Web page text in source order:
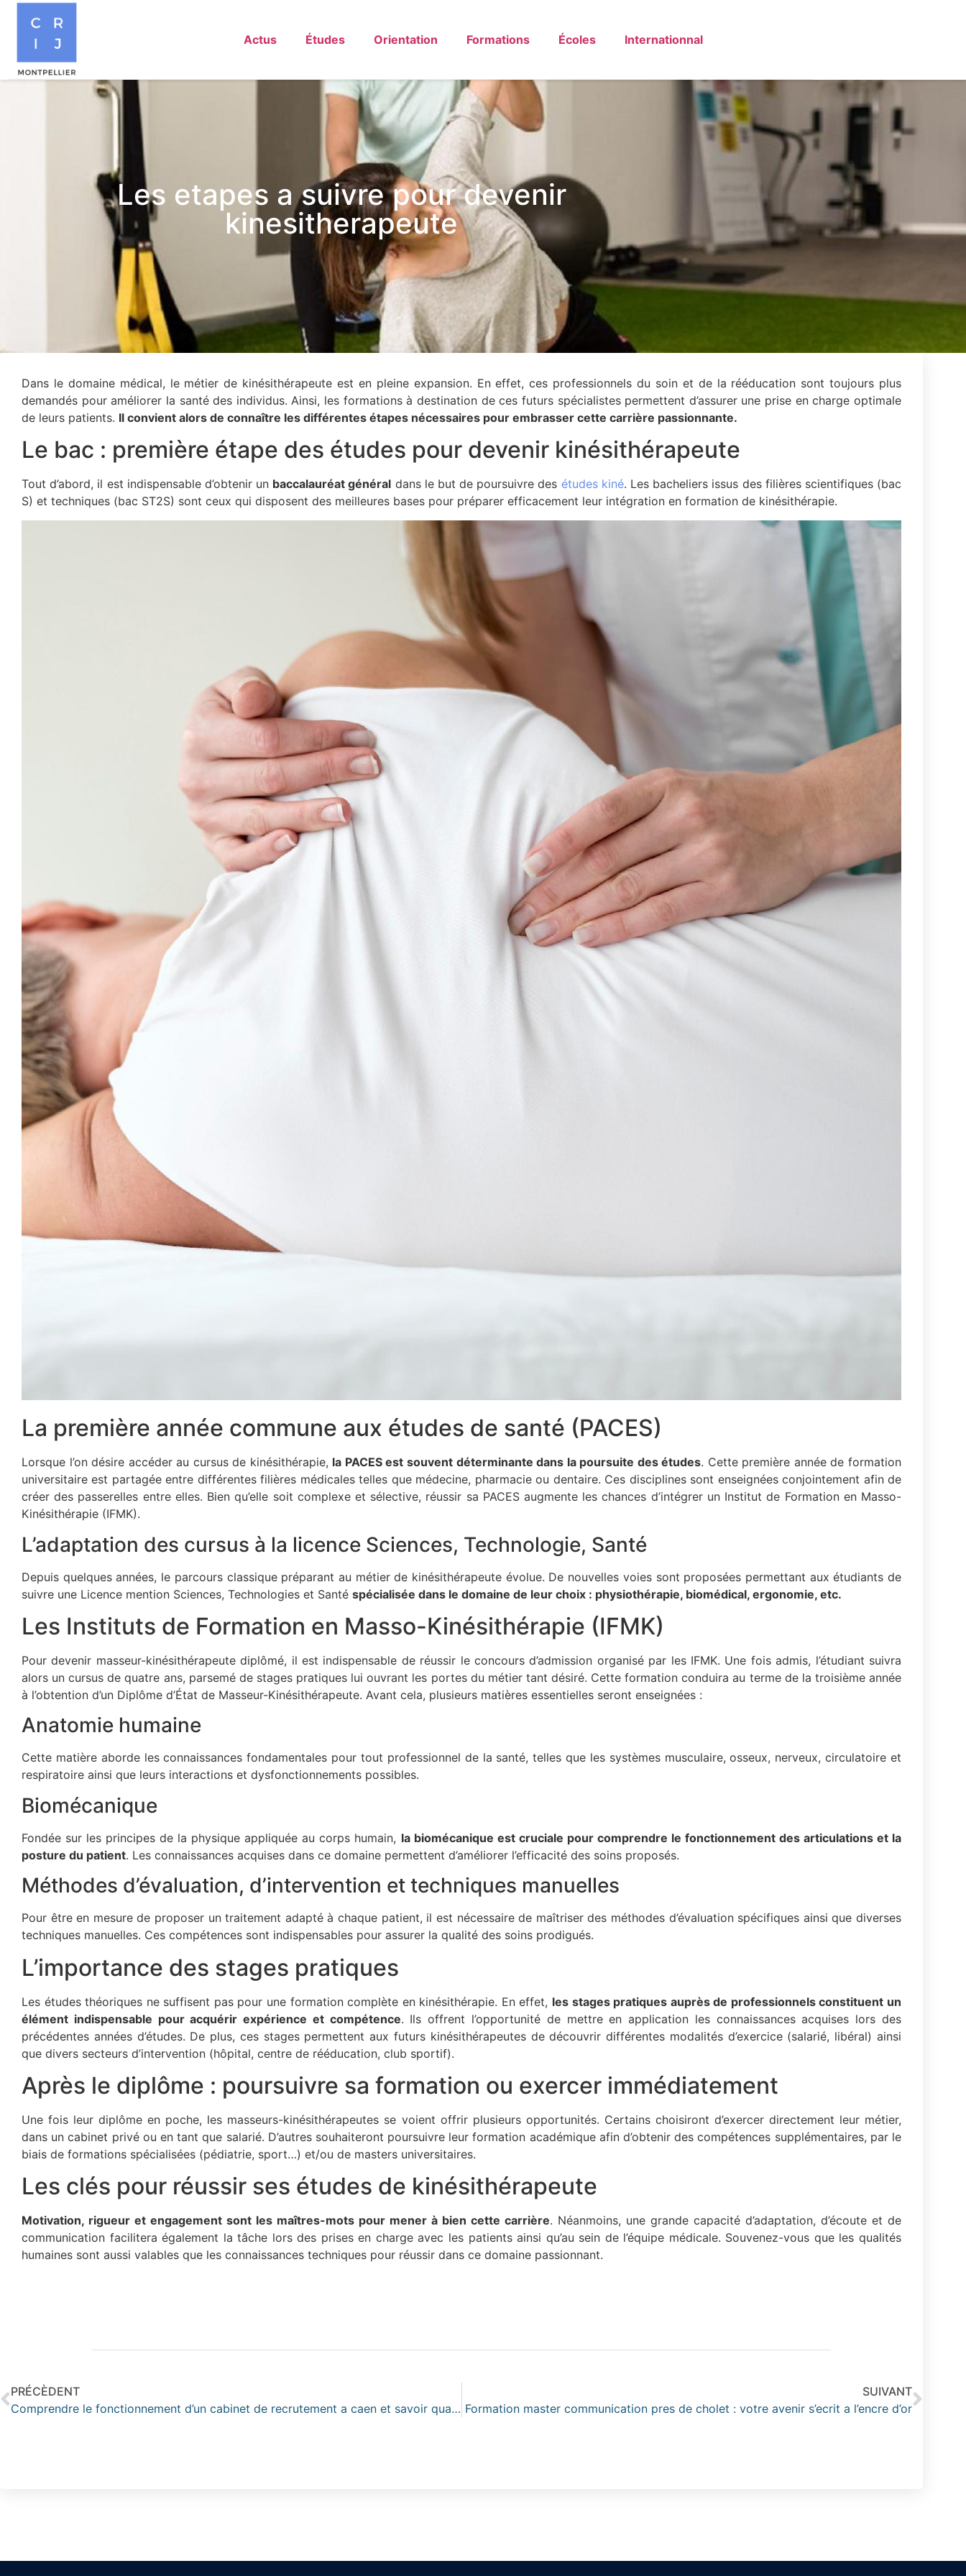
Actus Études Orientation Formations Écoles Internationnal
Les etapes a suivre pour devenir
kinesitherapeute
Dans le domaine médical, le métier de kinésithérapeute est en pleine expansion. En effet, ces professionnels du soin et de la rééducation sont toujours plus
demandés pour améliorer la santé des individus. Ainsi, les formations à destination de ces futurs spécialistes permettent d’assurer une prise en charge optimale
de leurs patients. Il convient alors de connaître les différentes étapes nécessaires pour embrasser cette carrière passionnante.
Le bac : première étape des études pour devenir kinésithérapeute
Tout d’abord, il est indispensable d’obtenir un baccalauréat général dans le but de poursuivre des études kiné. Les bacheliers issus des filières scientifiques (bac
S) et techniques (bac ST2S) sont ceux qui disposent des meilleures bases pour préparer efficacement leur intégration en formation de kinésithérapie.
La première année commune aux études de santé (PACES)
Lorsque l’on désire accéder au cursus de kinésithérapie, la PACES est souvent déterminante dans la poursuite des études. Cette première année de formation
universitaire est partagée entre différentes filières médicales telles que médecine, pharmacie ou dentaire. Ces disciplines sont enseignées conjointement afin de
créer des passerelles entre elles. Bien qu’elle soit complexe et sélective, réussir sa PACES augmente les chances d’intégrer un Institut de Formation en Masso-
Kinésithérapie (IFMK).
L’adaptation des cursus à la licence Sciences, Technologie, Santé
Depuis quelques années, le parcours classique préparant au métier de kinésithérapeute évolue. De nouvelles voies sont proposées permettant aux étudiants de
suivre une Licence mention Sciences, Technologies et Santé spécialisée dans le domaine de leur choix : physiothérapie, biomédical, ergonomie, etc.
Les Instituts de Formation en Masso-Kinésithérapie (IFMK)
Pour devenir masseur-kinésithérapeute diplômé, il est indispensable de réussir le concours d’admission organisé par les IFMK. Une fois admis, l’étudiant suivra
alors un cursus de quatre ans, parsemé de stages pratiques lui ouvrant les portes du métier tant désiré. Cette formation conduira au terme de la troisième année
à l’obtention d’un Diplôme d’État de Masseur-Kinésithérapeute. Avant cela, plusieurs matières essentielles seront enseignées :
Anatomie humaine
Cette matière aborde les connaissances fondamentales pour tout professionnel de la santé, telles que les systèmes musculaire, osseux, nerveux, circulatoire et
respiratoire ainsi que leurs interactions et dysfonctionnements possibles.
Biomécanique
Fondée sur les principes de la physique appliquée au corps humain, la biomécanique est cruciale pour comprendre le fonctionnement des articulations et la
posture du patient. Les connaissances acquises dans ce domaine permettent d’améliorer l’efficacité des soins proposés.
Méthodes d’évaluation, d’intervention et techniques manuelles
Pour être en mesure de proposer un traitement adapté à chaque patient, il est nécessaire de maîtriser des méthodes d’évaluation spécifiques ainsi que diverses
techniques manuelles. Ces compétences sont indispensables pour assurer la qualité des soins prodigués.
L’importance des stages pratiques
Les études théoriques ne suffisent pas pour une formation complète en kinésithérapie. En effet, les stages pratiques auprès de professionnels constituent un
élément indispensable pour acquérir expérience et compétence. Ils offrent l’opportunité de mettre en application les connaissances acquises lors des
précédentes années d’études. De plus, ces stages permettent aux futurs kinésithérapeutes de découvrir différentes modalités d’exercice (salarié, libéral) ainsi
que divers secteurs d’intervention (hôpital, centre de rééducation, club sportif).
Après le diplôme : poursuivre sa formation ou exercer immédiatement
Une fois leur diplôme en poche, les masseurs-kinésithérapeutes se voient offrir plusieurs opportunités. Certains choisiront d’exercer directement leur métier,
dans un cabinet privé ou en tant que salarié. D’autres souhaiteront poursuivre leur formation académique afin d’obtenir des compétences supplémentaires, par le
biais de formations spécialisées (pédiatrie, sport…) et/ou de masters universitaires.
Les clés pour réussir ses études de kinésithérapeute
Motivation, rigueur et engagement sont les maîtres-mots pour mener à bien cette carrière. Néanmoins, une grande capacité d’adaptation, d’écoute et de
communication facilitera également la tâche lors des prises en charge avec les patients ainsi qu’au sein de l’équipe médicale. Souvenez-vous que les qualités
humaines sont aussi valables que les connaissances techniques pour réussir dans ce domaine passionnant.
PRÉCÈDENT
Comprendre le fonctionnement d’un cabinet de recrutement a caen et savoir quand solliciter ses services
SUIVANT
Formation master communication pres de cholet : votre avenir s’ecrit a l’encre d’or